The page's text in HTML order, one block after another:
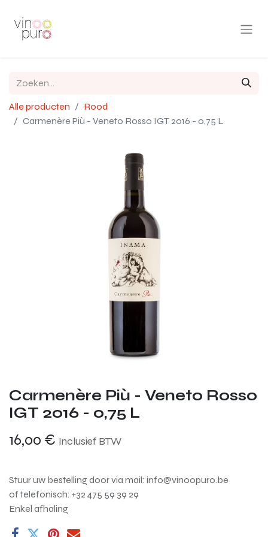
Alle producten
Rood
Carmenère Più - Veneto Rosso IGT 2016 - 0,75 L
Carmenère Più - Veneto Rosso
IGT 2016 - 0,75 L
16,00 € Inclusief BTW
Stuur uw bestelling door via mail: info@vinoopuro.be
of telefonisch: +32 475 59 39 29
Enkel afhaling